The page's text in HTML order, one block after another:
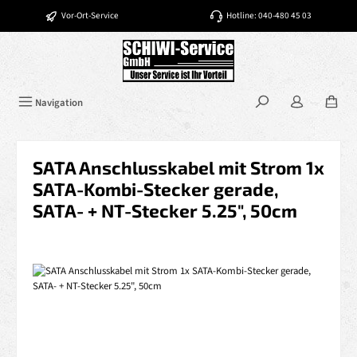
Zum Hauptinhalt springen
Vor-Ort-Service Hotline: 040-480 45 03
Navigation
SATA Anschlusskabel mit Strom 1x
SATA-Kombi-Stecker gerade,
SATA- + NT-Stecker 5.25", 50cm
Bildergalerie überspringen